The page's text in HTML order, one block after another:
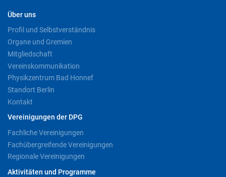
Über uns
Profil und Selbstverständnis
Organe und Gremien
Mitgliedschaft
Vereinskommunikation
Physikzentrum Bad Honnef
Standort Berlin
Kontakt
Vereinigungen der DPG
Fachliche Vereinigungen
Fachübergreifende Vereinigungen
Regionale Vereinigungen
Aktivitäten und Programme